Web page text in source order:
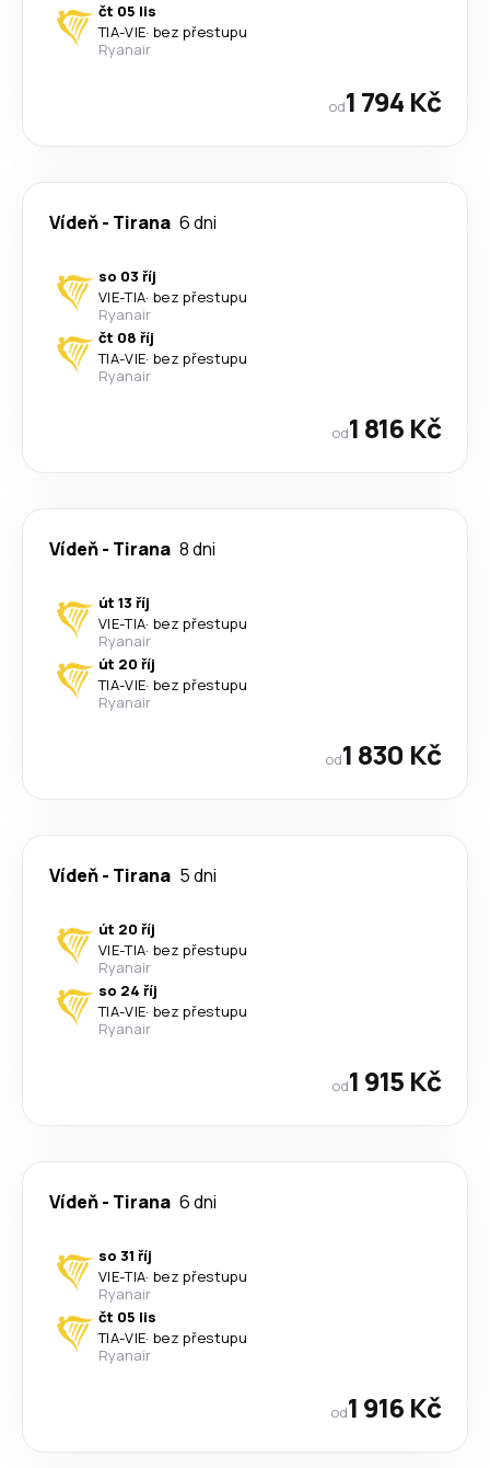
čt 05 lis
TIA-VIE· bez přestupu
Ryanair
od1 794 Kč
Vídeň- Tirana 6 dni
so 03 říj
VIE-TIA· bez přestupu
Ryanair
čt 08 říj
TIA-VIE· bez přestupu
Ryanair
od1 816 Kč
Vídeň- Tirana 8 dni
út 13 říj
VIE-TIA· bez přestupu
Ryanair
út 20 říj
TIA-VIE· bez přestupu
Ryanair
od1 830 Kč
Vídeň- Tirana 5 dni
út 20 říj
VIE-TIA· bez přestupu
Ryanair
so 24 říj
TIA-VIE· bez přestupu
Ryanair
od1 915 Kč
Vídeň- Tirana 6 dni
so 31 říj
VIE-TIA· bez přestupu
Ryanair
čt 05 lis
TIA-VIE· bez přestupu
Ryanair
od1 916 Kč